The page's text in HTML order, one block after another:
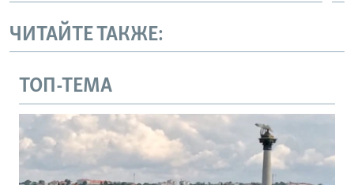
ЧИТАЙТЕ ТАКЖЕ:
ТОП-ТЕМА